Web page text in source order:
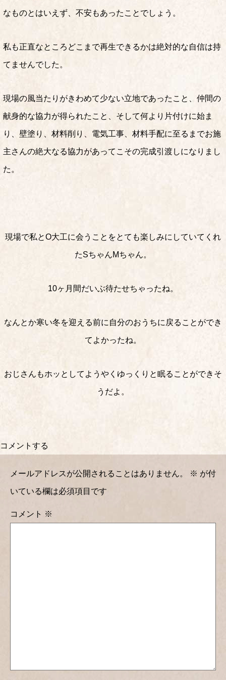
なものとはいえず、不安もあったことでしょう。
私も正直なところどこまで再生できるかは絶対的な自信は持
てませんでした。
現場の風当たりがきわめて少ない立地であったこと、仲間の
献身的な協力が得られたこと、そして何より片付けに始ま
り、壁塗り、材料削り、電気工事、材料手配に至るまでお施
主さんの絶大なる協力があってこその完成引渡しになりまし
た。
現場で私とO大工に会うことをとても楽しみにしていてくれ
たSちゃんMちゃん。
10ヶ月間だいぶ待たせちゃったね。
なんとか寒い冬を迎える前に自分のおうちに戻ることができ
てよかったね。
おじさんもホッとしてようやくゆっくりと眠ることができそ
うだよ。
コメントする
メールアドレスが公開されることはありません。 ※ が付
いている欄は必須項目です
コメント ※